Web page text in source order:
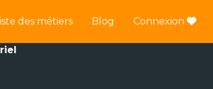
des métiers Blog Connexion